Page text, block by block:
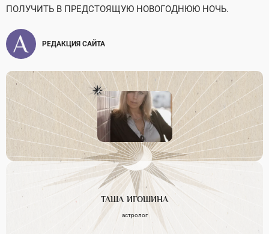
ПОЛУЧИТЬ В ПРЕДСТОЯЩУЮ НОВОГОДНЮЮ НОЧЬ.
РЕДАКЦИЯ САЙТА
ТАША ИГОШИНА
астролог